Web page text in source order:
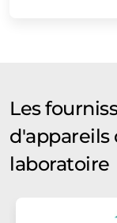
Les
d'appareils
laboratoire